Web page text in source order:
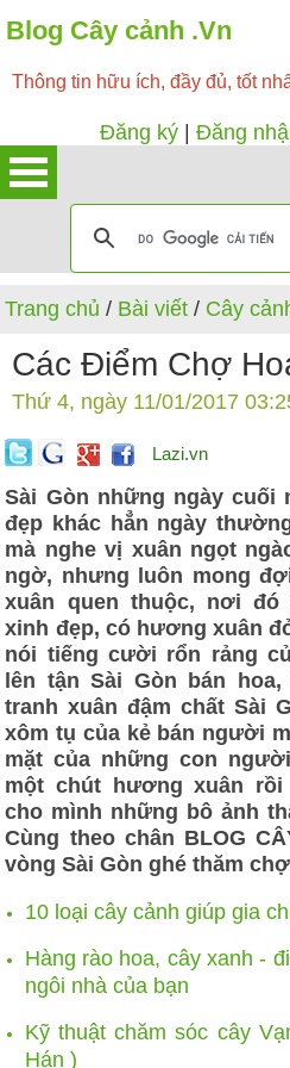
Blog Cây cảnh .Vn
Thông tin hữu ích, đầy đủ, tốt
Đăng ký Đăng
Trang chủ / Bài viết / Cây
Các Điểm Chợ
Thứ 4, ngày 11/01/2017
Lazi.vn
Sài Gòn những ngày cuối
đẹp khác hẳn ngày
mà nghe vị xuân ngọt
ngờ, nhưng luôn mong
xuân quen thuộc, nơi
xinh đẹp, có hương xuân
nói tiếng cười rổn rảng
lên tận Sài Gòn bán
tranh xuân đậm chất Sài
xôm tụ của kẻ bán người
mặt của những con
một chút hương xuân rồi
cho mình những bô ảnh
Cùng theo chân BLOG
vòng Sài Gòn ghé thăm
10 loại cây cảnh giúp gia
Hàng rào hoa, cây xanh -
ngôi nhà của bạn
Kỹ thuật chăm sóc cây
Hán )